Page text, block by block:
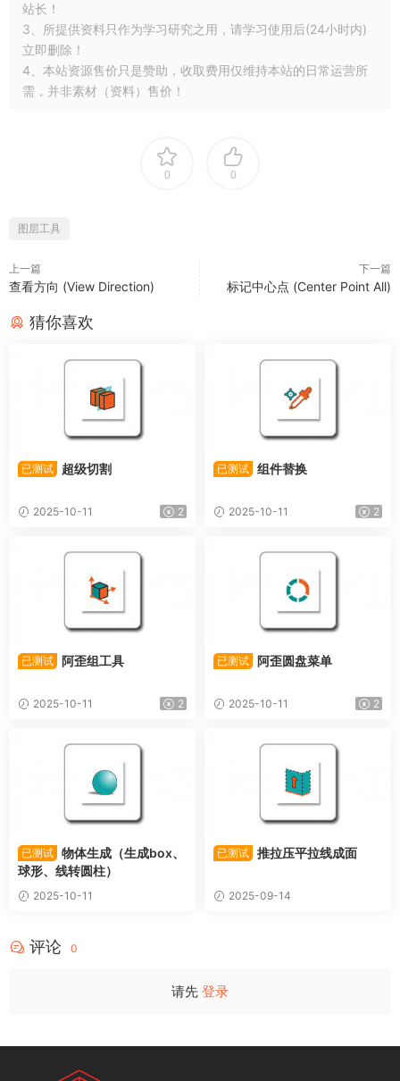
站长！
3、所提供资料只作为学习研究之用，请学习使用后(24小时内)
立即删除！
4、本站资源售价只是赞助，收取费用仅维持本站的日常运营所
需，并非素材（资料）售价！
0 0
图层工具
上一篇
查看方向 (View Direction)
下一篇
标记中心点 (Center Point All)
猜你喜欢
已测试 超级切割
2025-10-11 2
已测试 组件替换
2025-10-11 2
已测试 阿歪组工具
2025-10-11 2
已测试 阿歪圆盘菜单
2025-10-11 2
已测试 物体生成（生成box、
球形、线转圆柱）
2025-10-11
已测试 推拉压平拉线成面
2025-09-14
评论 0
请先 登录